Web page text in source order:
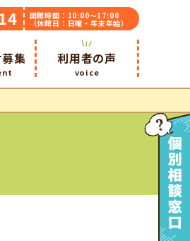
開館時間：10:00～17:00
（休館日：日曜・年末年始）
集 利用者の声
voice